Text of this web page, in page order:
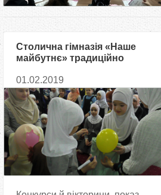
Столична гімназія «Наше
майбутнє» традиційно
хіджабу цікавими заходами
01.02.2019